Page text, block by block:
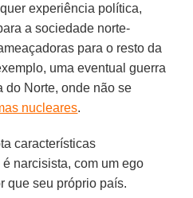
experiência política,
a sociedade norte-
para o resto da
uma eventual guerra
do Norte, onde não se
nucleares.
características
narcisista, com um ego
que seu próprio país.